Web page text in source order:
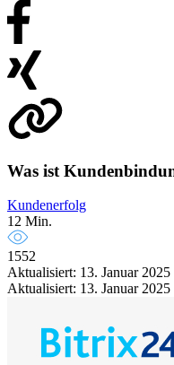
Was ist
Kundenerfolg
12 Min.
1552
Aktualisiert: 13. Januar 2025
Aktualisiert: 13. Januar 2025